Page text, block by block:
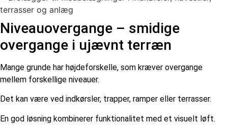
Niveauovergange – smidige
overgange i ujævnt terræn
Mange grunde har højdeforskelle, som kræver overgange
mellem forskellige niveauer.
Det kan være ved indkørsler, trapper, ramper eller terrasser.
En god løsning kombinerer funktionalitet med et visuelt løft.